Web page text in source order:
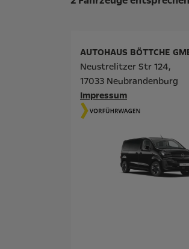
AUTOHAUS BÖTTCHE
Neustrelitzer Str 124,
17033 Neubrandenburg
Impressum